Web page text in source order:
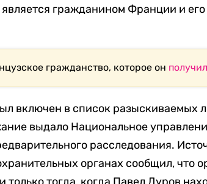
гражданином Франции и
гражданство, которое он получил
включен в список разыскиваемых
выдало Национальное
расследования.
органах сообщил, что